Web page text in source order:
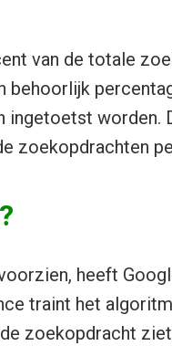
van de totale
behoorlijk
ingetoetst worden.
zoekopdrachten
heeft
traint het
zoekopdracht